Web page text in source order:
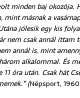
minden baj okozója.
mint másnak a
jólesik egy kis
nem csak annál ittam
annál is, mint
alkalommal. És
óra után. Csak hát
(Népsport,